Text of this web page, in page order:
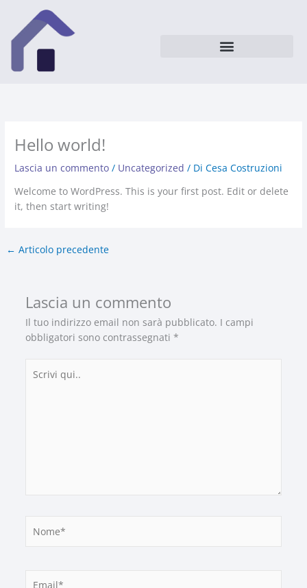
contenuto
Hello world!
Lascia un commento / Uncategorized / DiCesa Costruzioni
Welcome to WordPress. This is your first post. Edit or delete
it, then start writing!
← Articolo precedente
Lascia un commento
Il tuo indirizzo email non sarà pubblicato. I campi
obbligatori sono contrassegnati *
qui..